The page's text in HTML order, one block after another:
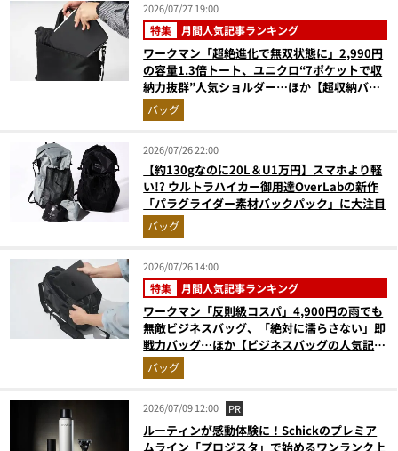
2026/07/27 19:00
特集 月間人気記事ランキング
ワークマン「超絶進化で無双状態に」2,990円
の容量1.3倍トート、ユニクロ“7ポケットで収
納力抜群”人気ショルダー…ほか【超収納バッ
グの人気記事ランキングベスト3】（2026年6
月版）
バッグ
2026/07/26 22:00
【約130gなのに20L＆U1万円】スマホより軽
い!? ウルトラハイカー御用達OverLabの新作
「パラグライダー素材バックパック」に大注目
バッグ
2026/07/26 14:00
特集 月間人気記事ランキング
ワークマン「反則級コスパ」4,900円の雨でも
無敵ビジネスバッグ、「絶対に濡らさない」即
戦力バッグ…ほか【ビジネスバッグの人気記事
ランキングベスト3】（2026年6月版）
バッグ
2026/07/09 12:00 PR
ルーティンが感動体験に！Schickのプレミア
ムライン「プロジスタ」で始めるワンランク上